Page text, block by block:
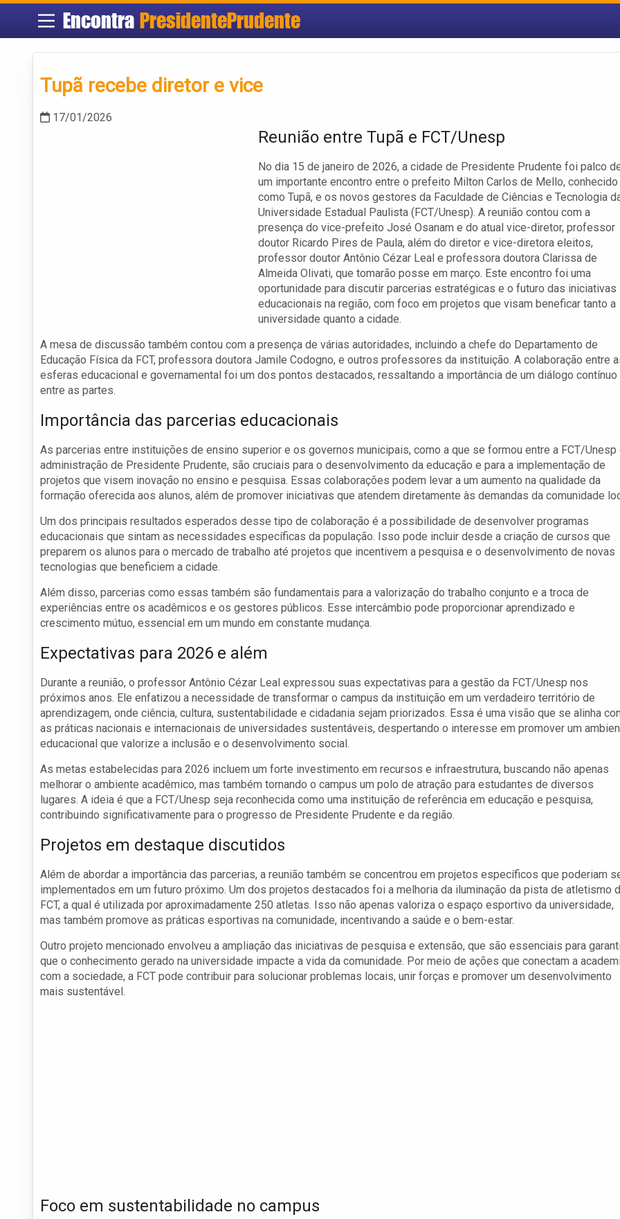
Encontra PresidentePrudente
Tupã recebe diretor e vice
17/01/2026
Reunião entre Tupã e FCT/Unesp
No dia 15 de janeiro de 2026, a cidade de Presidente Prudente foi palco
um importante encontro entre o prefeito Milton Carlos de Mello, conhecido
como Tupã, e os novos gestores da Faculdade de Ciências e Tecnologia
Universidade Estadual Paulista (FCT/Unesp). A reunião contou com a
presença do vice-prefeito José Osanam e do atual vice-diretor, professor
doutor Ricardo Pires de Paula, além do diretor e vice-diretora eleitos,
professor doutor Antônio Cézar Leal e professora doutora Clarissa de
Almeida Olivati, que tomarão posse em março. Este encontro foi uma
oportunidade para discutir parcerias estratégicas e o futuro das iniciativas
educacionais na região, com foco em projetos que visam beneficar tanto a
universidade quanto a cidade.
A mesa de discussão também contou com a presença de várias autoridades, incluindo a chefe do Departamento de
Educação Física da FCT, professora doutora Jamile Codogno, e outros professores da instituição. A colaboração entre
esferas educacional e governamental foi um dos pontos destacados, ressaltando a importância de um diálogo contínuo
entre as partes.
Importância das parcerias educacionais
As parcerias entre instituições de ensino superior e os governos municipais, como a que se formou entre a FCT/Unesp
administração de Presidente Prudente, são cruciais para o desenvolvimento da educação e para a implementação de
projetos que visem inovação no ensino e pesquisa. Essas colaborações podem levar a um aumento na qualidade da
formação oferecida aos alunos, além de promover iniciativas que atendem diretamente às demandas da comunidade
Um dos principais resultados esperados desse tipo de colaboração é a possibilidade de desenvolver programas
educacionais que sintam as necessidades específicas da população. Isso pode incluir desde a criação de cursos que
preparem os alunos para o mercado de trabalho até projetos que incentivem a pesquisa e o desenvolvimento de novas
tecnologias que beneficiem a cidade.
Além disso, parcerias como essas também são fundamentais para a valorização do trabalho conjunto e a troca de
experiências entre os acadêmicos e os gestores públicos. Esse intercâmbio pode proporcionar aprendizado e
crescimento mútuo, essencial em um mundo em constante mudança.
Expectativas para 2026 e além
Durante a reunião, o professor Antônio Cézar Leal expressou suas expectativas para a gestão da FCT/Unesp nos
próximos anos. Ele enfatizou a necessidade de transformar o campus da instituição em um verdadeiro território de
aprendizagem, onde ciência, cultura, sustentabilidade e cidadania sejam priorizados. Essa é uma visão que se alinha
as práticas nacionais e internacionais de universidades sustentáveis, despertando o interesse em promover um
educacional que valorize a inclusão e o desenvolvimento social.
As metas estabelecidas para 2026 incluem um forte investimento em recursos e infraestrutura, buscando não apenas
melhorar o ambiente acadêmico, mas também tornando o campus um polo de atração para estudantes de diversos
lugares. A ideia é que a FCT/Unesp seja reconhecida como uma instituição de referência em educação e pesquisa,
contribuindo significativamente para o progresso de Presidente Prudente e da região.
Projetos em destaque discutidos
Além de abordar a importância das parcerias, a reunião também se concentrou em projetos específicos que poderiam
implementados em um futuro próximo. Um dos projetos destacados foi a melhoria da iluminação da pista de atletismo
FCT, a qual é utilizada por aproximadamente 250 atletas. Isso não apenas valoriza o espaço esportivo da universidade,
mas também promove as práticas esportivas na comunidade, incentivando a saúde e o bem-estar.
Outro projeto mencionado envolveu a ampliação das iniciativas de pesquisa e extensão, que são essenciais para
que o conhecimento gerado na universidade impacte a vida da comunidade. Por meio de ações que conectam a
com a sociedade, a FCT pode contribuir para solucionar problemas locais, unir forças e promover um desenvolvimento
mais sustentável.
Foco em sustentabilidade no campus